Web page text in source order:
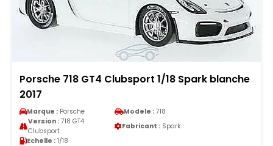
Porsche 718 GT4 Clubsport 1/18 Spark blanche
2017
Marque : Porsche Modele : 718
Version :718 GT4
Clubsport
Fabricant : Spark
Echelle : 1/18